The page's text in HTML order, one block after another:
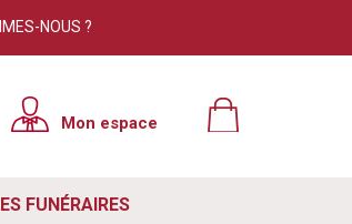
NOUS ?
Mon espace
FUNÉRAIRES
×